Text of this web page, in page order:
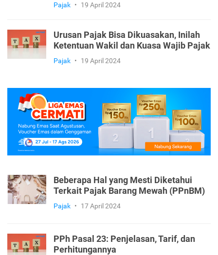
Pajak • 19 April 2024
Urusan Pajak Bisa Dikuasakan, Inilah
Ketentuan Wakil dan Kuasa Wajib Pajak
Pajak • 19 April 2024
Beberapa Hal yang Mesti Diketahui
Terkait Pajak Barang Mewah (PPnBM)
Pajak • 17 April 2024
PPh Pasal 23: Penjelasan, Tarif, dan
Perhitungannya